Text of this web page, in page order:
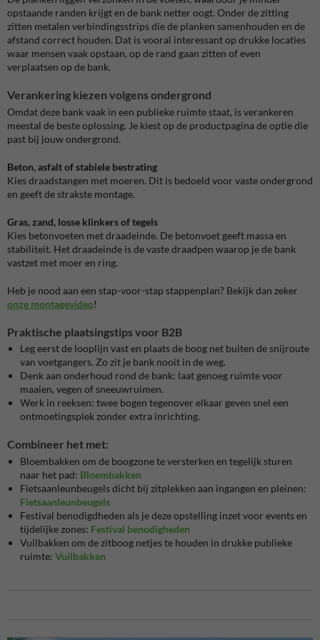
opstaande randen krijgt en de bank netter oogt. Onder de zitting
zitten metalen verbindingsstrips die de planken samenhouden en de
afstand correct houden. Dat is vooral interessant op drukke locaties
waar mensen vaak opstaan, op de rand gaan zitten of even
verplaatsen op de bank.
Verankering kiezen volgens ondergrond
Omdat deze bank vaak in een publieke ruimte staat, is verankeren
meestal de beste oplossing. Je kiest op de productpagina de optie die
past bij jouw ondergrond.
Beton, asfalt of stabiele bestrating
Kies draadstangen met moeren. Dit is bedoeld voor vaste ondergrond
en geeft de strakste montage.
Gras, zand, losse klinkers of tegels
Kies betonvoeten met draadeinde. De betonvoet geeft massa en
stabiliteit. Het draadeinde is de vaste draadpen waarop je de bank
vastzet met moer en ring.
Heb je nood aan een stap-voor-stap stappenplan? Bekijk dan zeker
onze montagevideo!
Praktische plaatsingstips voor B2B
Leg eerst de looplijn vast en plaats de boog net buiten de snijroute
van voetgangers. Zo zit je bank nooit in de weg.
Denk aan onderhoud rond de bank: laat genoeg ruimte voor
maaien, vegen of sneeuwruimen.
Werk in reeksen: twee bogen tegenover elkaar geven snel een
ontmoetingsplek zonder extra inrichting.
Combineer het met:
Bloembakken om de boogzone te versterken en tegelijk sturen
naar het pad: Bloembakken
Fietsaanleunbeugels dicht bij zitplekken aan ingangen en pleinen:
Fietsaanleunbeugels
Festival benodigdheden als je deze opstelling inzet voor events en
tijdelijke zones: Festival benodigheden
Vuilbakken om de zitboog netjes te houden in drukke publieke
ruimte: Vuilbakken